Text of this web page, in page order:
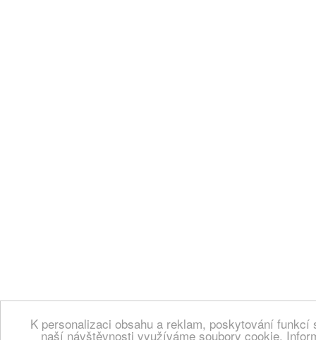
K personalizaci obsahu a reklam, poskytování
naší návštěvnosti využíváme soubory cookie.